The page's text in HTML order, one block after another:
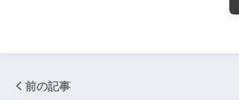
前の記事